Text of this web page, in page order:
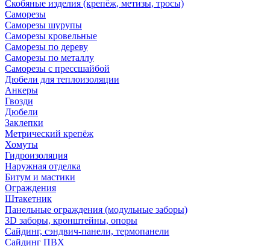
Скобяные изделия (крепёж, метизы, тросы)
Саморезы
Саморезы шурупы
Саморезы кровельные
Саморезы по дереву
Саморезы по металлу
Саморезы с прессшайбой
Дюбели для теплоизоляции
Анкеры
Гвозди
Дюбели
Заклепки
Метрический крепёж
Хомуты
Гидроизоляция
Наружная отделка
Битум и мастики
Ограждения
Штакетник
Панельные ограждения (модульные заборы)
3D заборы, кронштейны, опоры
Cайдинг, сэндвич-панели, термопанели
Сайдинг ПВХ